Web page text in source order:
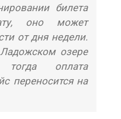
билета
оно может
от дня недели.
озере
тогда оплата
переносится на